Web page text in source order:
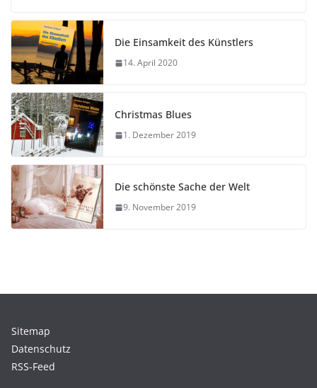
Die Einsamkeit des Künstlers
14. April 2020
Christmas Blues
1. Dezember 2019
Die schönste Sache der Welt
9. November 2019
Sitemap
Datenschutz
RSS-Feed